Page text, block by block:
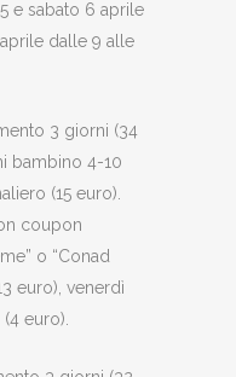
e sabato 6 aprile
dalle 9 alle
3 giorni (34
bambino 4-10
(15 euro).
coupon
o “Conad
euro), venerdì
euro).